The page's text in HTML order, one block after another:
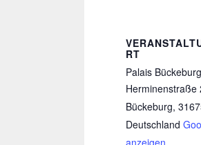
RT
Palais Bückeburg
Herminenstraße
Bückeburg,
Deutschland
anzeigen